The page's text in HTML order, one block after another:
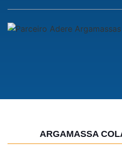
ARGAMASSA